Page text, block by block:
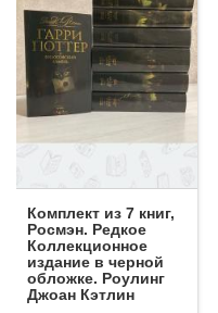
Комплект из 7 книг,
Росмэн. Редкое
Коллекционное
издание в черной
обложке. Роулинг
Джоан Кэтлин